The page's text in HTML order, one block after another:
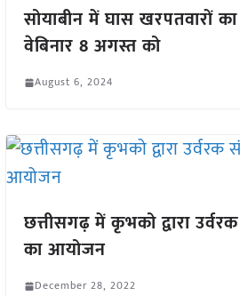
सोयाबीन में घास खरपतवारों का
वेबिनार 8 अगस्त को
August 6, 2024
छत्तीसगढ़ में कृभको द्वारा
का आयोजन
December 28, 2022